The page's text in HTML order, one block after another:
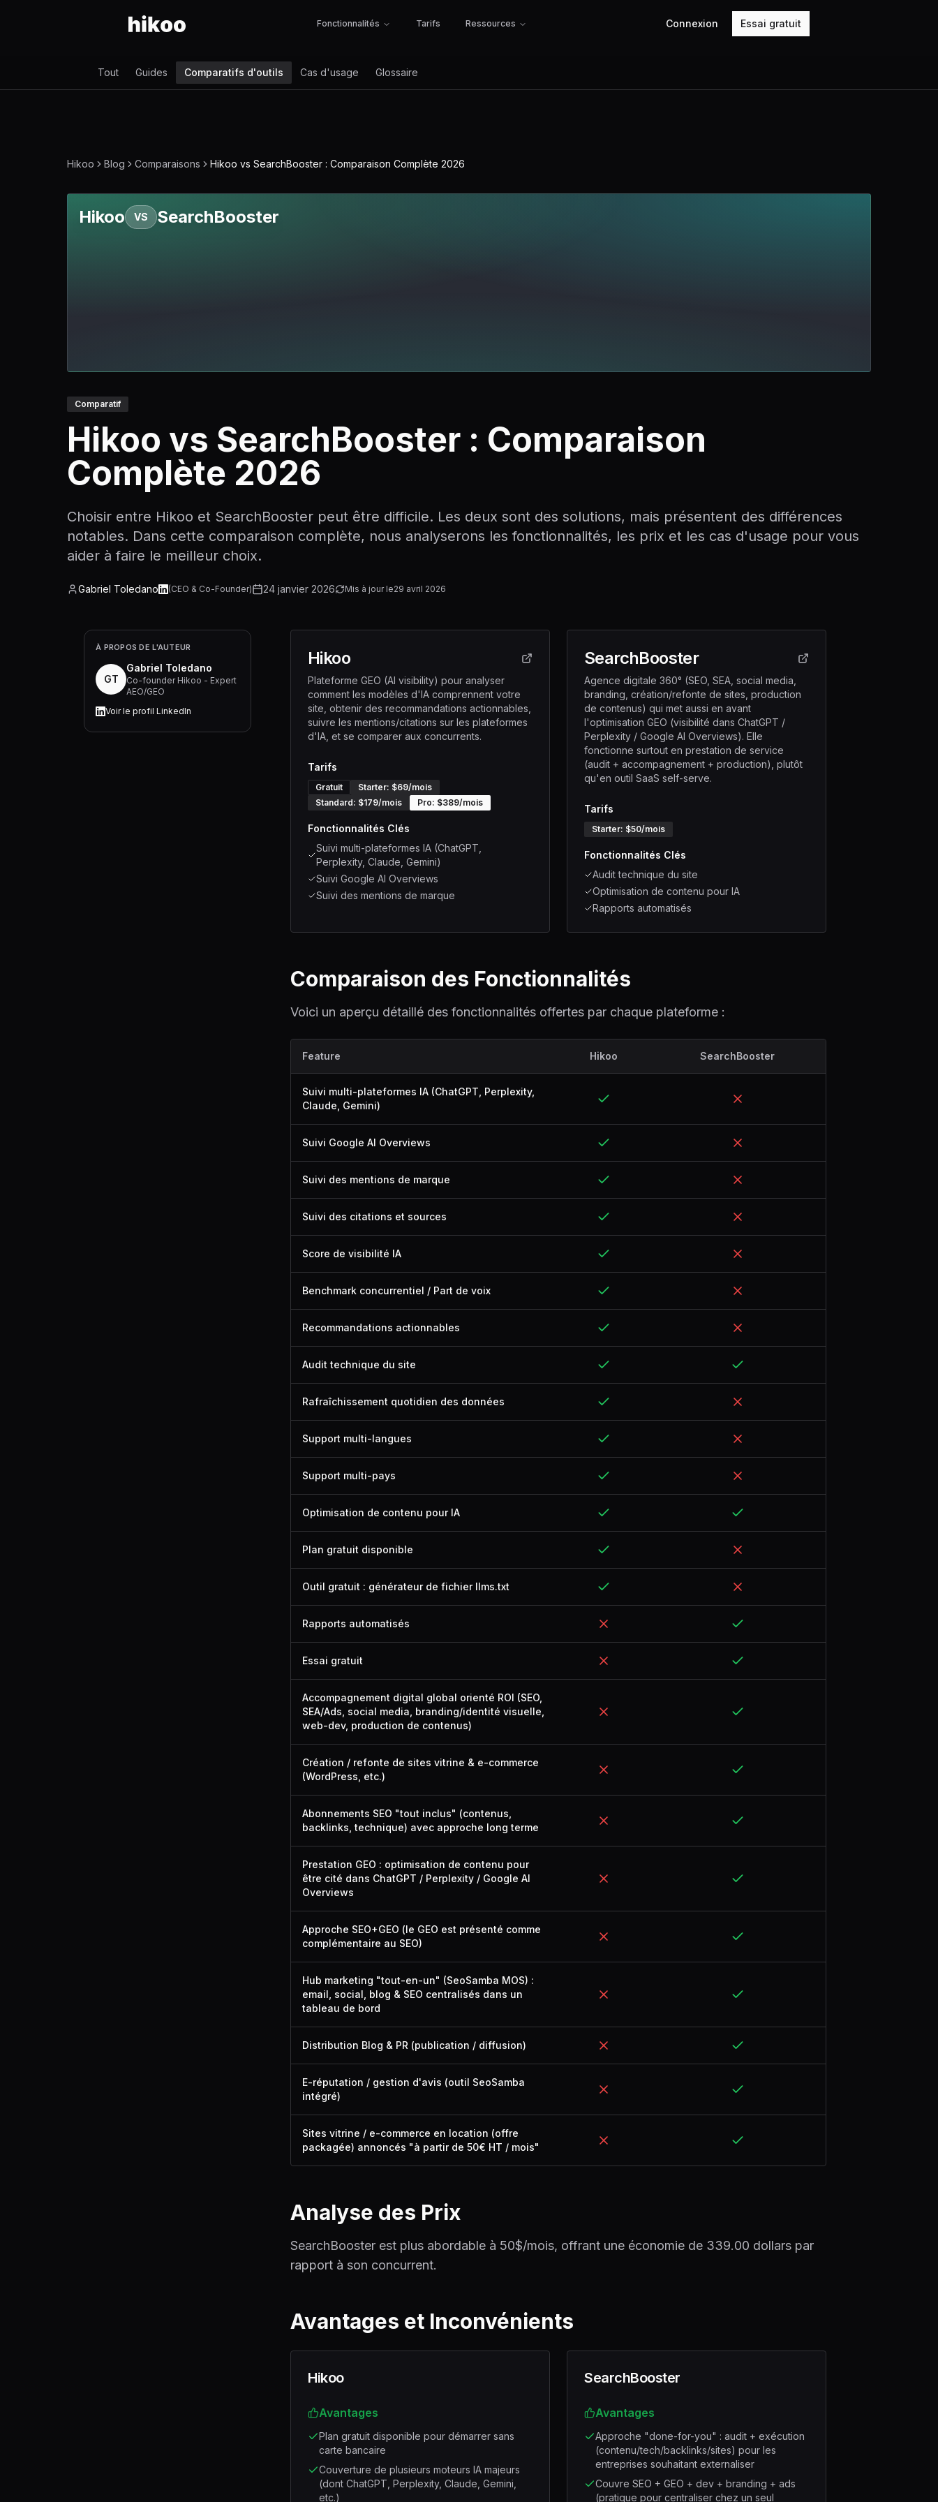
Fonctionnalités Tarifs Ressources Connexion Essai gratuit
Tout Guides Comparatifs d'outils Cas d'usage Glossaire
Hikoo Blog Comparaisons Hikoo vs SearchBooster : Comparaison Complète 2026
Hikoo VS SearchBooster
Comparatif
Hikoo vs SearchBooster : Comparaison
Complète 2026
Choisir entre Hikoo et SearchBooster peut être difficile. Les deux sont des solutions, mais présentent des différences
notables. Dans cette comparaison complète, nous analyserons les fonctionnalités, les prix et les cas d'usage pour vous
aider à faire le meilleur choix.
Gabriel Toledano (CEO & Co-Founder) 24 janvier 2026 Mis à jour le29 avril 2026
À PROPOS DE L'AUTEUR
GT
Gabriel Toledano
Co-founder Hikoo - Expert
AEO/GEO
Voir le profil LinkedIn
Hikoo
Plateforme GEO (AI visibility) pour analyser
comment les modèles d'IA comprennent votre
site, obtenir des recommandations actionnables,
suivre les mentions/citations sur les plateformes
d'IA, et se comparer aux concurrents.
Tarifs
Gratuit Starter: $69/mois
Standard: $179/mois Pro: $389/mois
Fonctionnalités Clés
Suivi multi-plateformes IA (ChatGPT,
Perplexity, Claude, Gemini)
Suivi Google AI Overviews
Suivi des mentions de marque
SearchBooster
Agence digitale 360° (SEO, SEA, social media,
branding, création/refonte de sites, production
de contenus) qui met aussi en avant
l'optimisation GEO (visibilité dans ChatGPT /
Perplexity / Google AI Overviews). Elle
fonctionne surtout en prestation de service
(audit + accompagnement + production), plutôt
qu'en outil SaaS self-serve.
Tarifs
Starter: $50/mois
Fonctionnalités Clés
Audit technique du site
Optimisation de contenu pour IA
Rapports automatisés
Comparaison des Fonctionnalités
Voici un aperçu détaillé des fonctionnalités offertes par chaque plateforme :
Feature Hikoo SearchBooster
Suivi multi-plateformes IA (ChatGPT, Perplexity,
Claude, Gemini)
Suivi Google AI Overviews
Suivi des mentions de marque
Suivi des citations et sources
Score de visibilité IA
Benchmark concurrentiel / Part de voix
Recommandations actionnables
Audit technique du site
Rafraîchissement quotidien des données
Support multi-langues
Support multi-pays
Optimisation de contenu pour IA
Plan gratuit disponible
Outil gratuit : générateur de fichier llms.txt
Rapports automatisés
Essai gratuit
Accompagnement digital global orienté ROI (SEO,
SEA/Ads, social media, branding/identité visuelle,
web-dev, production de contenus)
Création / refonte de sites vitrine & e-commerce
(WordPress, etc.)
Abonnements SEO "tout inclus" (contenus,
backlinks, technique) avec approche long terme
Prestation GEO : optimisation de contenu pour
être cité dans ChatGPT / Perplexity / Google AI
Overviews
Approche SEO+GEO (le GEO est présenté comme
complémentaire au SEO)
Hub marketing "tout-en-un" (SeoSamba MOS) :
email, social, blog & SEO centralisés dans un
tableau de bord
Distribution Blog & PR (publication / diffusion)
E-réputation / gestion d'avis (outil SeoSamba
intégré)
Sites vitrine / e-commerce en location (offre
packagée) annoncés "à partir de 50€ HT / mois"
Analyse des Prix
SearchBooster est plus abordable à 50$/mois, offrant une économie de 339.00 dollars par
rapport à son concurrent.
Avantages et Inconvénients
Hikoo
Avantages
Plan gratuit disponible pour démarrer sans
carte bancaire
Couverture de plusieurs moteurs IA majeurs
(dont ChatGPT, Perplexity, Claude, Gemini,
etc.)
SearchBooster
Avantages
Approche "done-for-you" : audit + exécution
(contenu/tech/backlinks/sites) pour les
entreprises souhaitant externaliser
Couvre SEO + GEO + dev + branding + ads
(pratique pour centraliser chez un seul